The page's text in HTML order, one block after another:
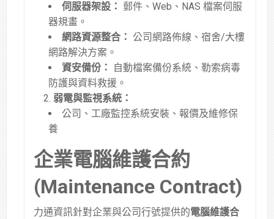
伺服器架設： 郵件、Web、NAS 檔案伺服
器規畫 。
網路資源整合： 公司網路佈線、宿舍/大樓
網路解決方案 。
資安備份：
自動檔案備份系統、勒索病毒
防護與資料救援 。
弱電與監視系統：
公司、工廠監控系統安裝、報價及維修保
養
企業電腦維護合約
(Maintenance Contract)
力通資訊針對企業與公司行號提供的電腦維護合